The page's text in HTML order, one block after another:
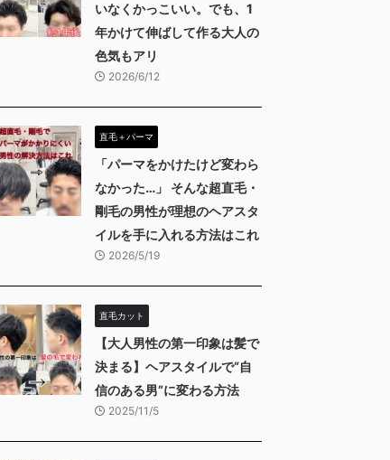
いなくかっこいい。でも、1
年かけて伸ばして作る大人の
色気もアリ
2026/6/12
直毛＋パーマ
「パーマをかけたけど変わら
なかった…」 そんな超直毛・
剛毛の男性が理想のヘアスタ
イルを手に入れる方法はこれ
2026/5/19
直毛カット
【大人男性の第一印象は髪で
決まる】ヘアスタイルで“自
信のある男”に変わる方法
2025/11/5